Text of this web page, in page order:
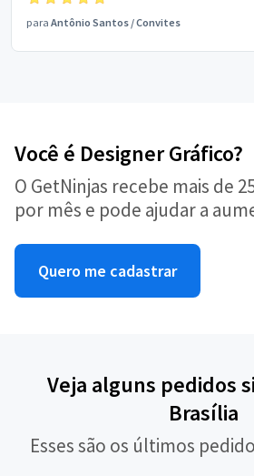
para Antônio Santos /Convites
Você é Designer Gráfico?
O GetNinjas recebe mais de
por mês e pode ajudar a
Quero me cadastrar
Veja alguns pedidos
Brasília
Esses são os últimos